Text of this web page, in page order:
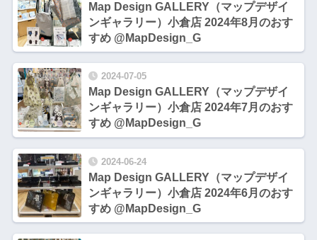
Map Design GALLERY（マップデザイ
ンギャラリー）小倉店 2024年8月のおす
すめ @MapDesign_G
2024-07-05
Map Design GALLERY（マップデザイ
ンギャラリー）小倉店 2024年7月のおす
すめ @MapDesign_G
2024-06-24
Map Design GALLERY（マップデザイ
ンギャラリー）小倉店 2024年6月のおす
すめ @MapDesign_G